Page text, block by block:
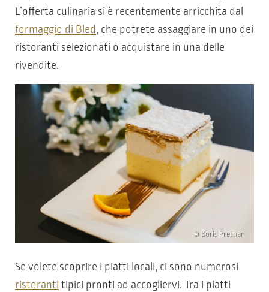
L’offerta culinaria si è recentemente arricchita dal
formaggio di Bled , che potrete assaggiare in uno dei
ristoranti selezionati o acquistare in una delle
rivendite.
© Boris Pretnar
Se volete scoprire i piatti locali, ci sono numerosi
ristoranti tipici pronti ad accogliervi. Tra i piatti